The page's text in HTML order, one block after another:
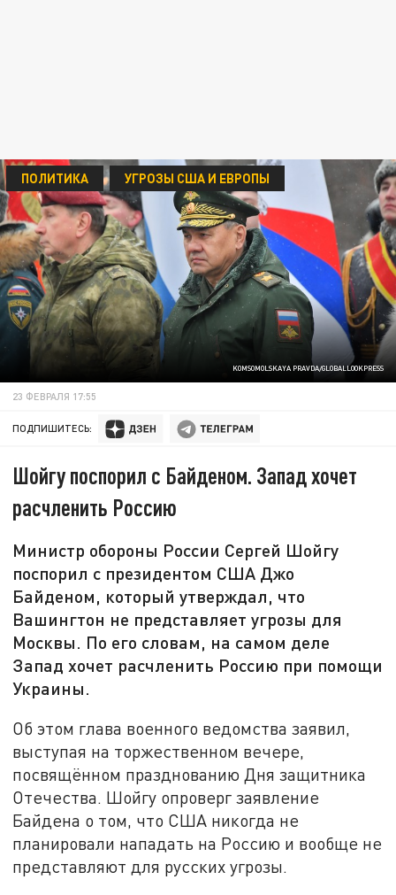
KOMSOMOLSKAYA PRAVDA/GLOBALLOOKPRESS
ПОЛИТИКА УГРОЗЫ США И ЕВРОПЫ
23 ФЕВРАЛЯ 17:55
ПОДПИШИТЕСЬ:
Шойгу поспорил с Байденом. Запад хочет
расчленить Россию
Министр обороны России Сергей Шойгу
поспорил с президентом США Джо
Байденом, который утверждал, что
Вашингтон не представляет угрозы для
Москвы. По его словам, на самом деле
Запад хочет расчленить Россию при помощи
Украины.
Об этом глава военного ведомства заявил,
выступая на торжественном вечере,
посвящённом празднованию Дня защитника
Отечества. Шойгу опроверг заявление
Байдена о том, что США никогда не
планировали нападать на Россию и вообще не
представляют для русских угрозы.